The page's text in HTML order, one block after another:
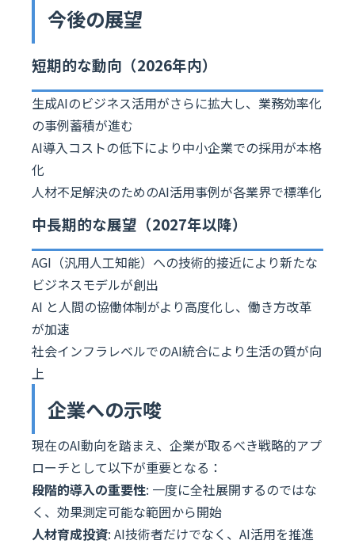
今後の展望
短期的な動向（2026年内）
生成AIのビジネス活用がさらに拡大し、業務効率化
の事例蓄積が進む
AI導入コストの低下により中小企業での採用が本格
化
人材不足解決のためのAI活用事例が各業界で標準化
中長期的な展望（2027年以降）
AGI（汎用人工知能）への技術的接近により新たな
ビジネスモデルが創出
AI と人間の協働体制がより高度化し、働き方改革
が加速
社会インフラレベルでのAI統合により生活の質が向
上
企業への示唆
現在のAI動向を踏まえ、企業が取るべき戦略的アプ
ローチとして以下が重要となる：
段階的導入の重要性: 一度に全社展開するのではな
く、効果測定可能な範囲から開始
人材育成投資: AI技術者だけでなく、AI活用を推進